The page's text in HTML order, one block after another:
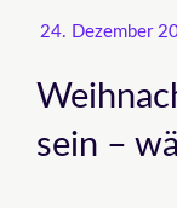
24. Dezember
sein –